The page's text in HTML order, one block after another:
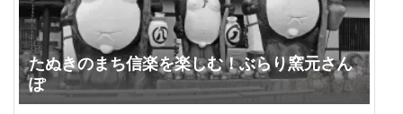
たぬきのまち信楽を楽しむ！ぶらり窯元さん
ぽ